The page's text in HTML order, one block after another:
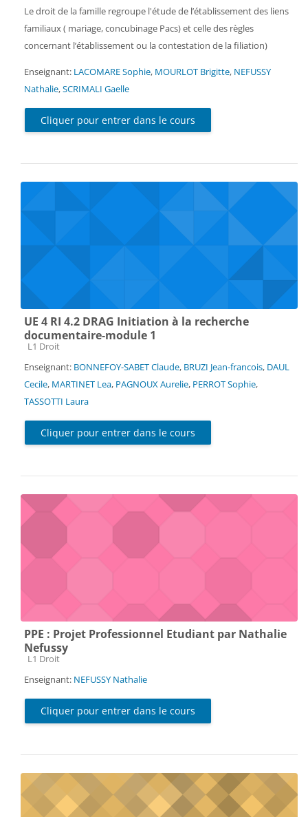
Le droit de la famille regroupe l'étude de l’établissement des liens
familiaux ( mariage, concubinage Pacs) et celle des règles
concernant l’établissement ou la contestation de la filiation)
Enseignant: LACOMARE Sophie, MOURLOT Brigitte, NEFUSSY
Nathalie,SCRIMALI Gaelle
Cliquer pour entrer dans le cours
UE 4 RI 4.2 DRAG Initiation à la recherche
documentaire-module 1
Catégorie de cours
L1 Droit
Enseignant: BONNEFOY-SABET Claude, BRUZI Jean-francois, DAUL
Cecile, MARTINET Lea, PAGNOUX Aurelie, PERROT Sophie,
TASSOTTI Laura
Cliquer pour entrer dans le cours
PPE : Projet Professionnel Etudiant par Nathalie
Nefussy
Catégorie de cours
L1 Droit
Enseignant: NEFUSSY Nathalie
Cliquer pour entrer dans le cours